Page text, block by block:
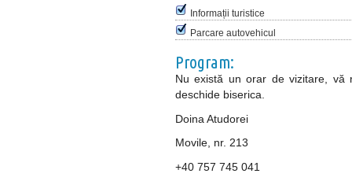
Informații turistice
Parcare autovehicul
Program:
Nu există un orar de vizitare, vă
deschide biserica.
Doina Atudorei
Movile, nr. 213
+40 757 745 041